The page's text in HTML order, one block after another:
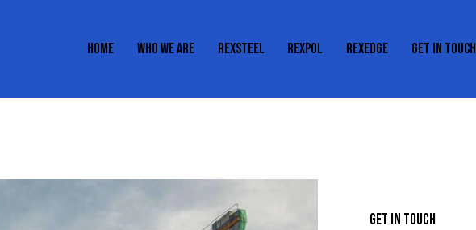
HOME WHO WE ARE REXSTEEL REXPOL REXEDGE GET IN TOUCH
GET IN TOUCH